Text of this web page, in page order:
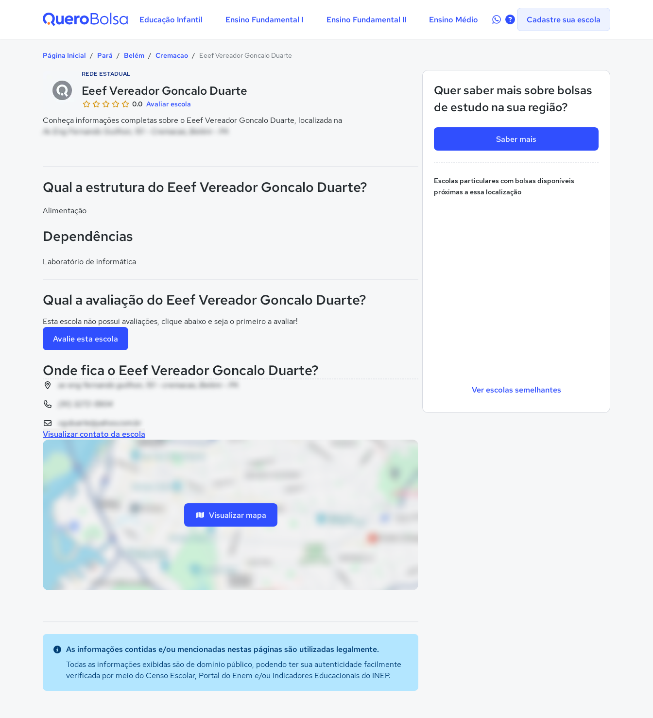
Educação Infantil Ensino Fundamental I Ensino Fundamental II Ensino Médio
Contate-Cadastre sua escola
Página Inicial / Pará / Belém / Cremacao / Eeef Vereador Goncalo Duarte
REDE ESTADUAL
Eeef Vereador Goncalo Duarte
0.0 Avaliar escola
Conheça informações completas sobre o Eeef Vereador Goncalo Duarte, localizada na
Av Eng Fernando Guilhon, 151 - Cremacao, Belém - PA
Quer saber mais sobre bolsas
de estudo na sua região?
Saber mais
Escolas particulares com bolsas disponíveis
próximas a essa localização
Ver escolas semelhantes
Qual a estrutura do Eeef Vereador Goncalo Duarte?
Alimentação
Dependências
Laboratório de informática
Qual a avaliação do Eeef Vereador Goncalo Duarte?
Esta escola não possui avaliações, clique abaixo e seja o primeiro a avaliar!
Avalie esta escola
Onde fica o Eeef Vereador Goncalo Duarte?
av eng fernando guilhon, 151 - cremacao, Belém - PA
(91) 3272-5904
vg.duarte@yahoo.com.br
Visualizar contato da escola
Visualizar mapa
As informações contidas e/ou mencionadas nestas páginas são utilizadas legalmente.
Todas as informações exibidas são de domínio público, podendo ter sua autenticidade facilmente
verificada por meio do Censo Escolar, Portal do Enem e/ou Indicadores Educacionais do INEP.